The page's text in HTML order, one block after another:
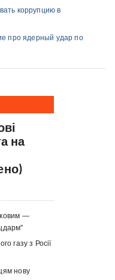
коррупцию в
про ядерный удар по
на
—
газу з Росії
нову